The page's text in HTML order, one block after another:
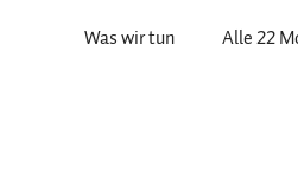
Was wir tun Alle 22